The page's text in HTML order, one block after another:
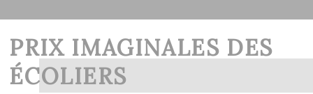
PRIX IMAGINALES DES
ÉCOLIERS